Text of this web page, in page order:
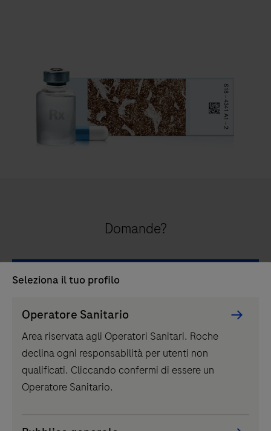
Domande?
Consentire ai patologi di rispondere
alle domande su PD-L1
Il test VENTANA PD-L1 (SP263) orienta le decisioni
Seleziona il tuo profilo
Picker
component
Operatore Sanitario
Area riservata agli Operatori Sanitari. Roche
declina ogni responsabilità per utenti non
qualificati. Cliccando confermi di essere un
Operatore Sanitario.